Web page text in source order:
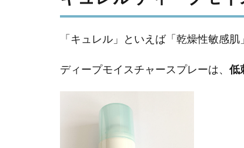
「キュレル」といえば「乾燥性敏感
ディープモイスチャースプレーは、 低